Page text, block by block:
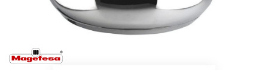
Saltar
al